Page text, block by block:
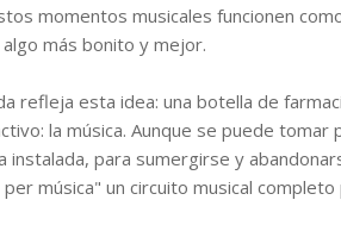
momentos musicales funcionen
más bonito y mejor.
refleja esta idea: una botella de
la música. Aunque se puede
instalada, para sumergirse y
música" un circuito musical